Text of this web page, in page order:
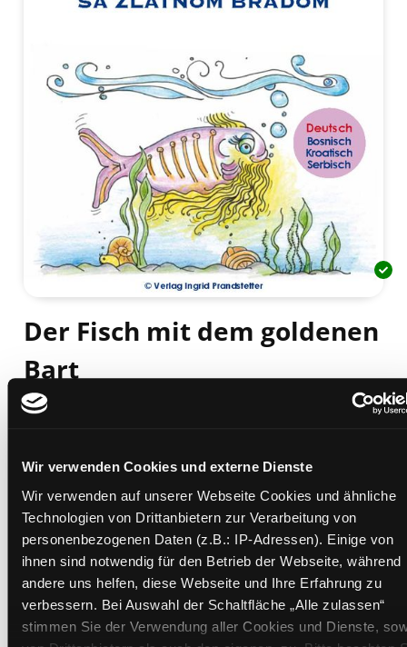
Wir verwenden Cookies und externe Dienste
Wir verwenden auf unserer Webseite Cookies und ähnliche
Technologien von Drittanbietern zur Verarbeitung von
personenbezogenen Daten (z.B.: IP-Adressen). Einige von
ihnen sind notwendig für den Betrieb der Webseite, während
andere uns helfen, diese Webseite und Ihre Erfahrung zu
verbessern. Bei Auswahl der Schaltfläche „Alle zulassen“
stimmen Sie der Verwendung aller Cookies und Dienste,
Der Fisch mit dem goldenen
Bart
[Deutsch - Bosnisch, Kroatisch, Serbisch]
Mediengruppe:
Beschreibung ein-/ausblenden
Mehr Informationen ein-/ausblenden
Exemplare
Zweigstelle: Süd - Lauzilgasse